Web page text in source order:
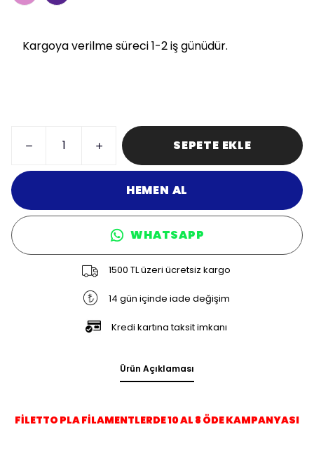
Kargoya verilme süreci 1-2 iş günüdür.
SEPETE EKLE
HEMEN AL
WHATSAPP
1500 TL üzeri ücretsiz kargo
14 gün içinde iade değişim
Kredi kartına taksit imkanı
Ürün Açıklaması
FİLETTO PLA FİLAMENTLERDE 10 AL 8 ÖDE KAMPANYASI